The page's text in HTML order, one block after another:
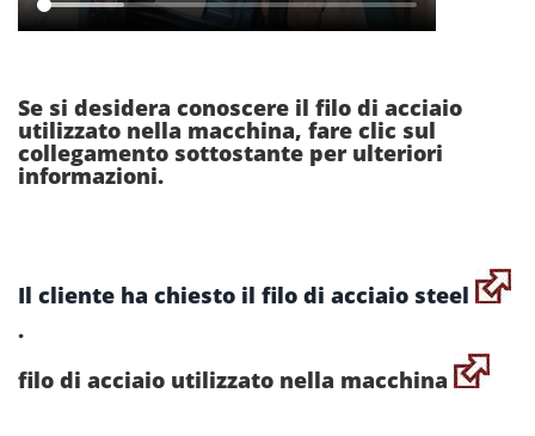
Se si desidera conoscere il filo di acciaio
utilizzato nella macchina, fare clic sul
collegamento sottostante per ulteriori
informazioni.
Il cliente ha chiesto il filo di acciaio steel
.
filo di acciaio utilizzato nella macchina